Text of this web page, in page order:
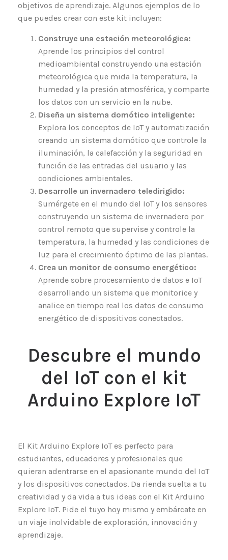
objetivos de aprendizaje. Algunos ejemplos de lo
que puedes crear con este kit incluyen:
Construye una estación meteorológica:
Aprende los principios del control
medioambiental construyendo una estación
meteorológica que mida la temperatura, la
humedad y la presión atmosférica, y comparte
los datos con un servicio en la nube.
Diseña un sistema domótico inteligente:
Explora los conceptos de IoT y automatización
creando un sistema domótico que controle la
iluminación, la calefacción y la seguridad en
función de las entradas del usuario y las
condiciones ambientales.
Desarrolle un invernadero teledirigido:
Sumérgete en el mundo del IoT y los sensores
construyendo un sistema de invernadero por
control remoto que supervise y controle la
temperatura, la humedad y las condiciones de
luz para el crecimiento óptimo de las plantas.
Crea un monitor de consumo energético:
Aprende sobre procesamiento de datos e IoT
desarrollando un sistema que monitorice y
analice en tiempo real los datos de consumo
energético de dispositivos conectados.
Descubre el mundo
del IoT con el kit
Arduino Explore IoT
El Kit Arduino Explore IoT es perfecto para
estudiantes, educadores y profesionales que
quieran adentrarse en el apasionante mundo del IoT
y los dispositivos conectados. Da rienda suelta a tu
creatividad y da vida a tus ideas con el Kit Arduino
Explore IoT. Pide el tuyo hoy mismo y embárcate en
un viaje inolvidable de exploración, innovación y
aprendizaje.